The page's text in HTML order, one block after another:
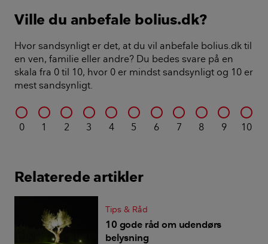
Ville du anbefale bolius.dk?
Hvor sandsynligt er det, at du vil anbefale bolius.dk til
en ven, familie eller andre? Du bedes svare på en
skala fra 0 til 10, hvor 0 er mindst sandsynligt og 10 er
mest sandsynligt.
0 1 2 3 4 5 6 7 8 9 10
Relaterede artikler
Tips & Råd
10 gode råd om udendørs
belysning